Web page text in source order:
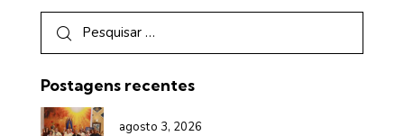
Postagens recentes
agosto 3, 2026